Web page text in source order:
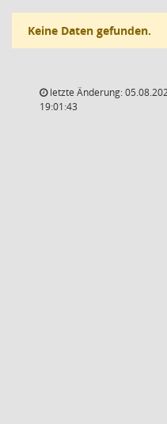
Keine Daten gefunden.
letzte Änderung:
19:01:43